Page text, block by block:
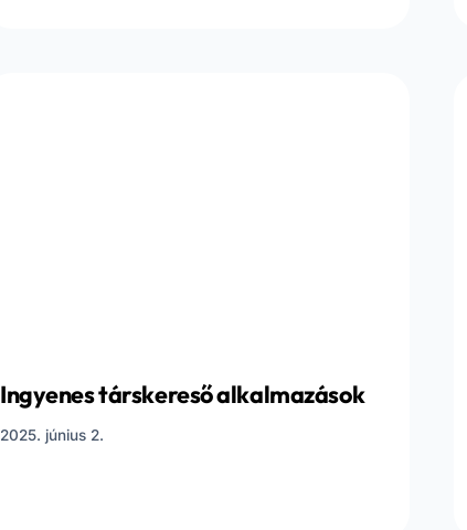
Ingyenes társkereső alkalmazások
2025. június 2.